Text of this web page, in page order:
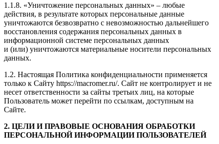
1.1.8. «Уничтожение персональных данных» – любые
действия, в результате которых персональные данные
уничтожаются безвозвратно с невозможностью дальнейшего
восстановления содержания персональных данных в
информационной системе персональных данных
и (или) уничтожаются материальные носители персональных
данных.
1.2. Настоящая Политика конфиденциальности применяется
только к Сайту https://macromer.ru/. Сайт не контролирует и не
несет ответственности за сайты третьих лиц, на которые
Пользователь может перейти по ссылкам, доступным на
Сайте.
2. ЦЕЛИ И ПРАВОВЫЕ ОСНОВАНИЯ ОБРАБОТКИ
ПЕРСОНАЛЬНОЙ ИНФОРМАЦИИ ПОЛЬЗОВАТЕЛЕЙ